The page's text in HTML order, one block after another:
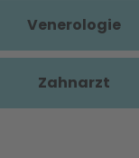
Venerologie
Zahnarzt